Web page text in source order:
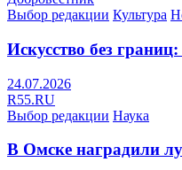
Выбор редакции Культура
Искусство без
24.07.2026
R55.RU
Выбор редакции Наука
В Омске наградили